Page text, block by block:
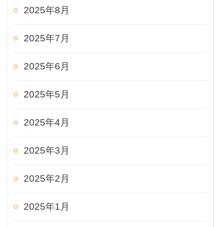
2025年8月
2025年7月
2025年6月
2025年5月
2025年4月
2025年3月
2025年2月
2025年1月